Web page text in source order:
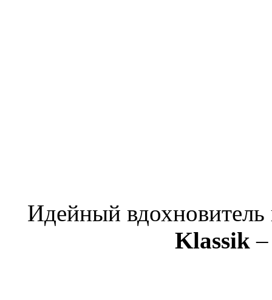
Идейный вдохновитель
Klassik